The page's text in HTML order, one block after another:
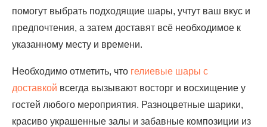
помогут выбрать подходящие шары, учтут ваш вкус и
предпочтения, а затем доставят всё необходимое к
указанному месту и времени.
Необходимо отметить, что гелиевые шары с
доставкой всегда вызывают восторг и восхищение у
гостей любого мероприятия. Разноцветные шарики,
красиво украшенные залы и забавные композиции из